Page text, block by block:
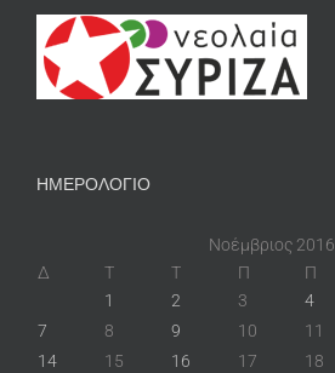
ΗΜΕΡΟΛΟΓΙΟ
Νοέμβριος 2016
Δ
Τ Τ Π Π
1
2 3 4
7
8 9 10 11
14
15 16 17 18